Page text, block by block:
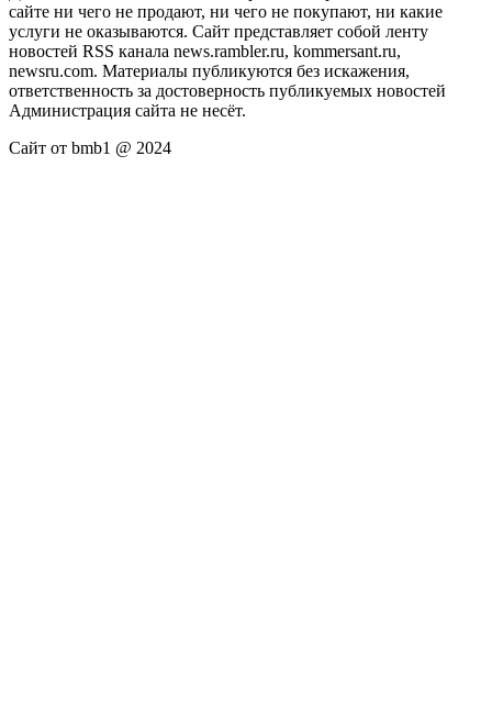
сайте ни чего не продают, ни чего не покупают, ни какие
услуги не оказываются. Сайт представляет собой ленту
новостей RSS канала news.rambler.ru, kommersant.ru,
newsru.com. Материалы публикуются без искажения,
ответственность за достоверность публикуемых новостей
Администрация сайта не несёт.
Сайт от bmb1 @ 2024